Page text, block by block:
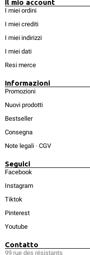
Il mio account
I miei ordini
I miei crediti
I miei indirizzi
I miei dati
Resi merce
Informazioni
Promozioni
Nuovi prodotti
Bestseller
Consegna
Note legali - CGV
Seguici
Facebook
Instagram
Tiktok
Pinterest
Youtube
Contatto
99 rue des résistants